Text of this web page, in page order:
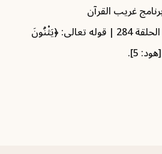
غريب القرآن
برنامج غريب القرآن | الحلقة 284 | قوله تعالى: ‏﴿‏‌يَثْنُونَ
5].